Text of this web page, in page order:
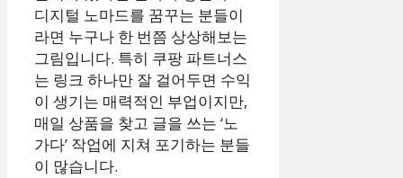
디지털 노마드를 꿈꾸는 분들이
라면 누구나 한 번쯤 상상해보는
그림입니다. 특히 쿠팡 파트너스
는 링크 하나만 잘 걸어두면 수익
이 생기는 매력적인 부업이지만,
매일 상품을 찾고 글을 쓰는 ‘노
가다’ 작업에 지쳐 포기하는 분들
이 많습니다.